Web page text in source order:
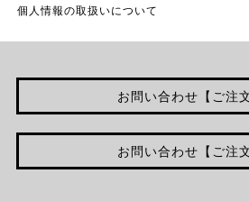
個人情報の取扱いについて
お問い合わせ【ご注文
お問い合わせ【ご注文